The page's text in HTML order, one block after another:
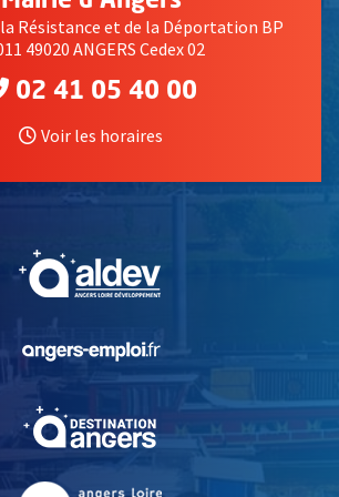
Résistance et de la Déportation BP
49020 ANGERS Cedex 02
02 41 05 40 00
Voir les horaires
, Ouvre une nouvelle
, Ouvre une nouvelle